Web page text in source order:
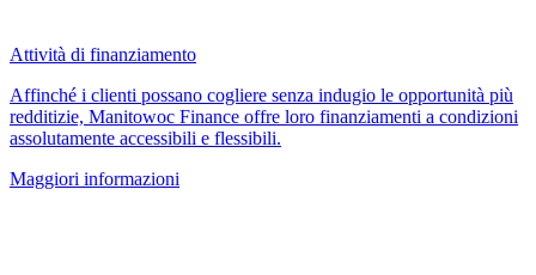
Attività di finanziamento
Affinché i clienti possano cogliere senza indugio le opportunità più
redditizie, Manitowoc Finance offre loro finanziamenti a condizioni
assolutamente accessibili e flessibili.
Maggiori informazioni